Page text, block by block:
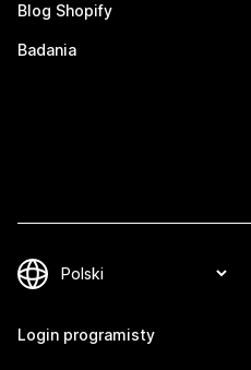
Blog Shopify
Badania
Login programisty